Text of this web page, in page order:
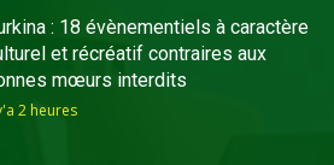
: 18 évènementiels à caractère
et récréatif contraires aux
mœurs interdits
2 heures